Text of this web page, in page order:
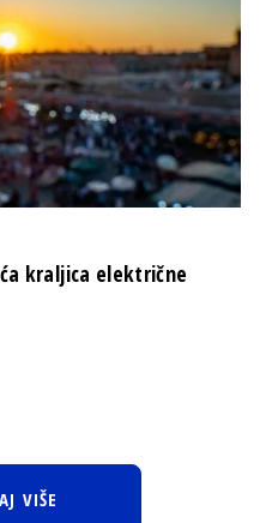
kraljica električne
VIŠE